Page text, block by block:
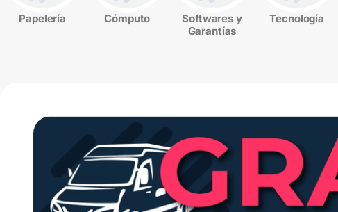
Papelería Cómputo
Softwares y
Garantías
Tecnología